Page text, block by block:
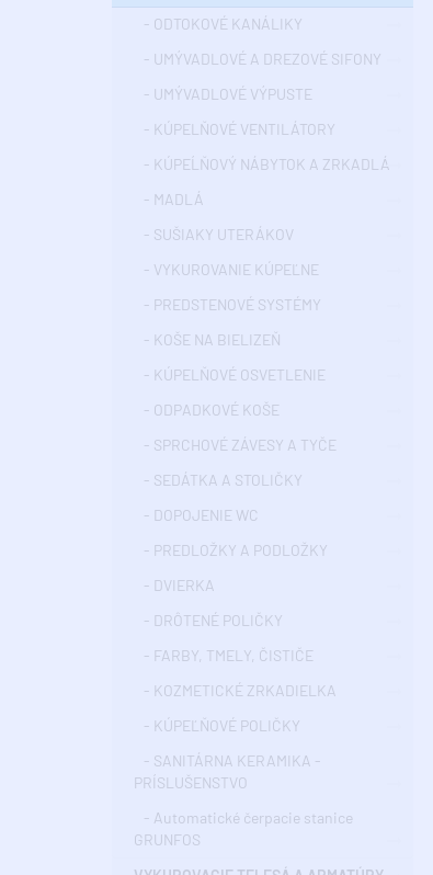
- ODTOKOVÉ KANÁLIKY
- UMÝVADLOVÉ A DREZOVÉ SIFONY
- UMÝVADLOVÉ VÝPUSTE
- KÚPELŇOVÉ VENTILÁTORY
- KÚPEĹŇOVÝ NÁBYTOK A ZRKADLÁ
- MADLÁ
- SUŠIAKY UTERÁKOV
- VYKUROVANIE KÚPEĽNE
- PREDSTENOVÉ SYSTÉMY
- KOŠE NA BIELIZEŇ
- KÚPELŇOVÉ OSVETLENIE
- ODPADKOVÉ KOŠE
- SPRCHOVÉ ZÁVESY A TYČE
- SEDÁTKA A STOLIČKY
- DOPOJENIE WC
- PREDLOŽKY A PODLOŽKY
- DVIERKA
- DRÔTENÉ POLIČKY
- FARBY, TMELY, ČISTIČE
- KOZMETICKÉ ZRKADIELKA
- KÚPEĽŇOVÉ POLIČKY
- SANITÁRNA KERAMIKA -
PRÍSLUŠENSTVO
- Automatické čerpacie stanice
GRUNFOS